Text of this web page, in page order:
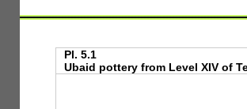
Pl. 5.1
Ubaid pottery from Level XIV of